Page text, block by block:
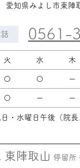
愛知県みよし市東陣
0561-
火 水 木
〇 〇 ー
〇 ー ー
・水曜日午後（院長
東陣取山 停留所